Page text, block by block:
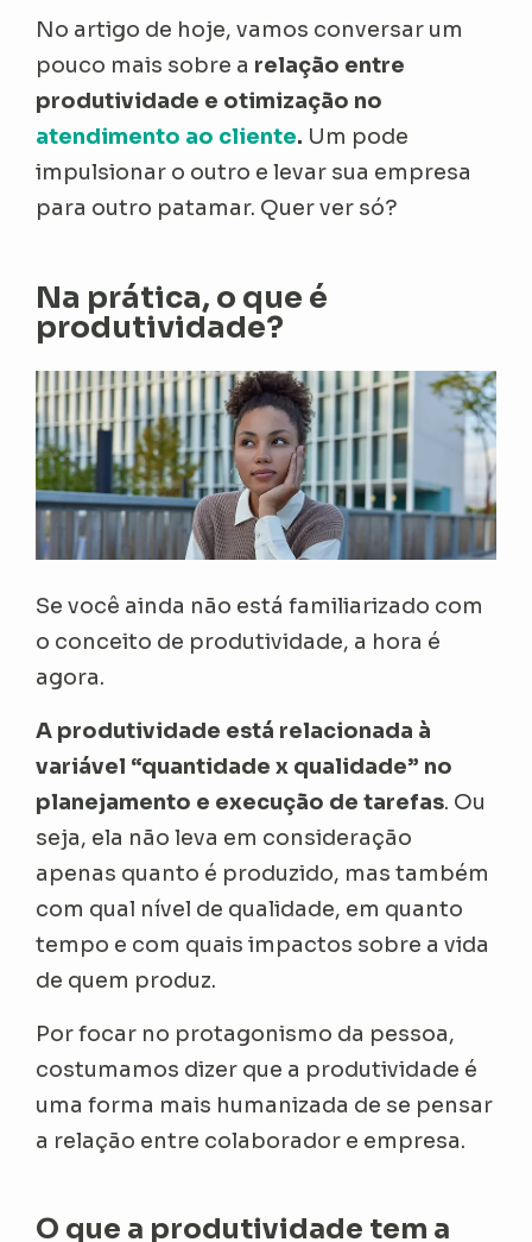
No artigo de hoje, vamos conversar um
pouco mais sobre a relação entre
produtividade e otimização no
atendimento ao cliente. Um pode
impulsionar o outro e levar sua empresa
para outro patamar. Quer ver só?
Na prática, o que é
produtividade?
Se você ainda não está familiarizado com
o conceito de produtividade, a hora é
agora.
A produtividade está relacionada à
variável “quantidade x qualidade” no
planejamento e execução de tarefas. Ou
seja, ela não leva em consideração
apenas quanto é produzido, mas também
com qual nível de qualidade, em quanto
tempo e com quais impactos sobre a vida
de quem produz.
Por focar no protagonismo da pessoa,
costumamos dizer que a produtividade é
uma forma mais humanizada de se pensar
a relação entre colaborador e empresa.
O que a produtividade tem a